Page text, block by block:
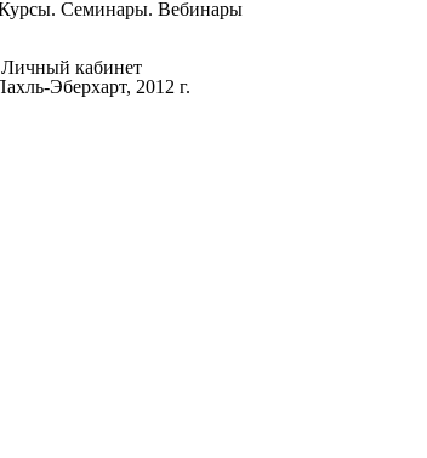
Курсы. Семинары. Вебинары
Личный кабинет
Эберхарт, 2012 г.